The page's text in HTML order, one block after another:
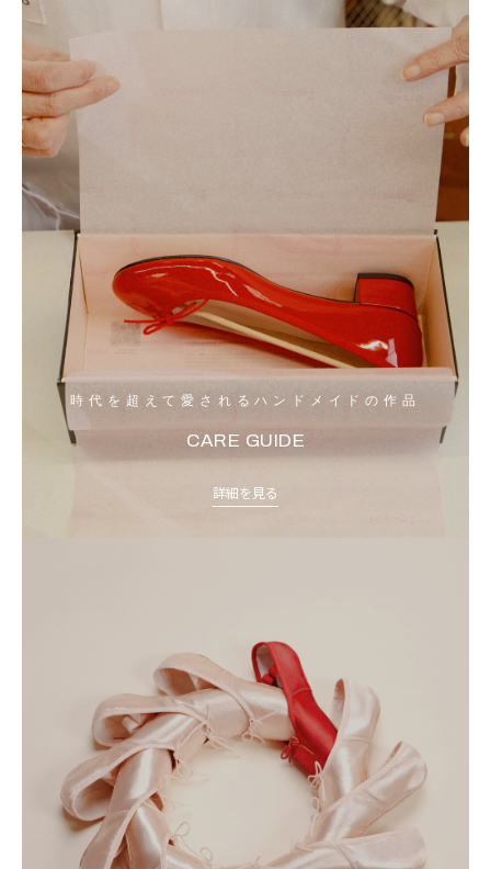
時代を超えて愛されるハンドメイドの作品
CARE GUIDE
詳細を見る